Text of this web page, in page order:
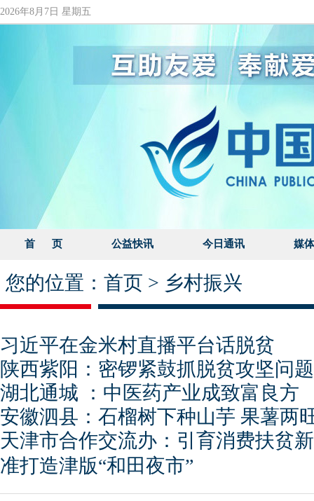
2026年8月7日 星期五
首 页 公益快讯 今日通讯 媒
您的位置： 首页 > 乡村振兴
习近平在金米村直播平台话脱贫
陕西紫阳：密锣紧鼓抓脱贫攻坚问
湖北通城 ：中医药产业成致富良方
安徽泗县：石榴树下种山芋 果薯两
天津市合作交流办：引育消费扶贫
准打造津版“和田夜市”